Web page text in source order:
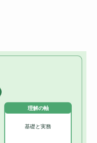
理解の軸
基礎と実務